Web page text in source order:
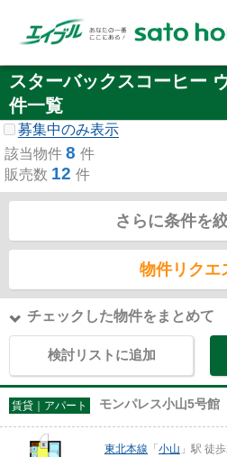
スターバックスコーヒー
件一覧
募集中のみ表示
該当物件 8 件
販売数 12 件
さらに条件を
物件リクエ
チェックした物件をまとめて
検討リストに追加
賃貸｜アパート モンパレス小山5号館
東北本線 「小山 」駅 徒